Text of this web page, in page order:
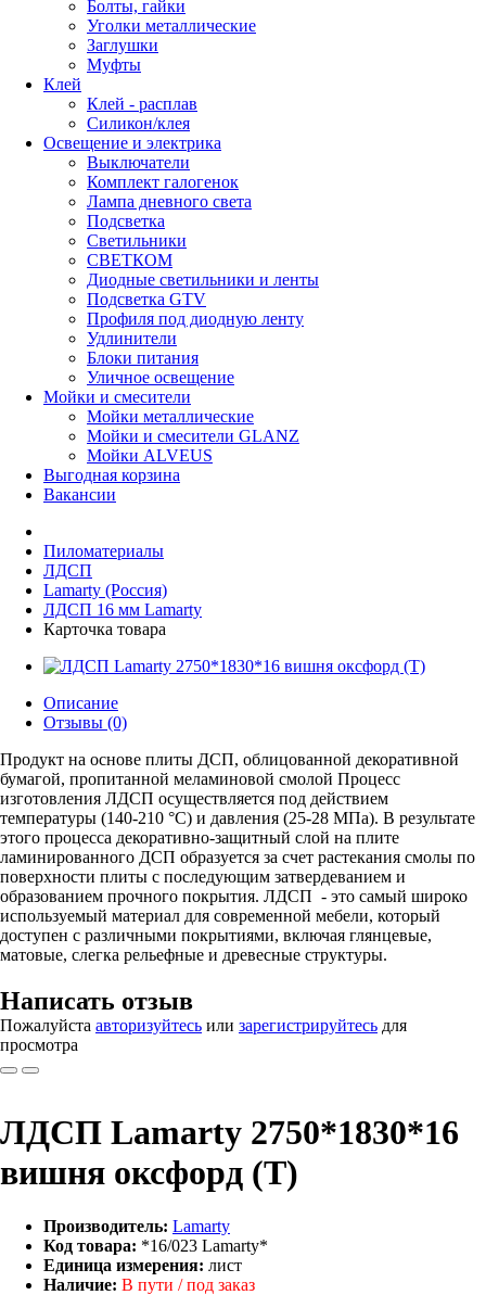
Болты, гайки
Уголки металлические
Заглушки
Муфты
Клей
Клей - расплав
Силикон/клея
Освещение и электрика
Выключатели
Комплект галогенок
Лампа дневного света
Подсветка
Светильники
СВЕТКОМ
Диодные светильники и ленты
Подсветка GTV
Профиля под диодную ленту
Удлинители
Блоки питания
Уличное освещение
Мойки и смесители
Мойки металлические
Мойки и смесители GLANZ
Мойки ALVEUS
Выгодная корзина
Вакансии
Пиломатериалы
ЛДСП
Lamarty (Россия)
ЛДСП 16 мм Lamarty
Карточка товара
Описание
Отзывы (0)
Продукт на основе плиты ДСП, облицованной декоративной
бумагой, пропитанной меламиновой смолой Процесс
изготовления ЛДСП осуществляется под действием
температуры (140-210 °С) и давления (25-28 МПа). В результате
этого процесса декоративно-защитный слой на плите
ламинированного ДСП образуется за счет растекания смолы по
поверхности плиты с последующим затвердеванием и
образованием прочного покрытия. ЛДСП - это самый широко
используемый материал для современной мебели, который
доступен с различными покрытиями, включая глянцевые,
матовые, слегка рельефные и древесные структуры.
Написать отзыв
Пожалуйста авторизуйтесь или зарегистрируйтесь для
просмотра
ЛДСП Lamarty 2750*1830*16
вишня оксфорд (Т)
Производитель: Lamarty
Код товара: *16/023 Lamarty*
Единица измерения: лист
Наличие: В пути / под заказ